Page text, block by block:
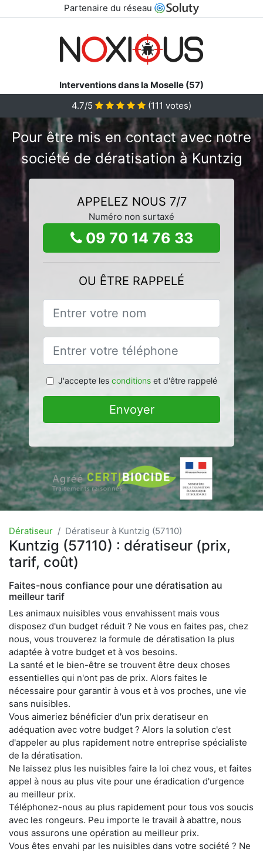
Partenaire du réseau
Interventions dans la Moselle (57)
4.7/5
(111 votes)
Pour être mis en contact avec notre
société de dératisation à Kuntzig
APPELEZ NOUS 7/7
Numéro non surtaxé
09 70 14 76 33
OU ÊTRE RAPPELÉ
J'accepte les conditionset d'être rappelé
Envoyer
Dératiseur Dératiseur à Kuntzig (57110)
Kuntzig (57110) : dératiseur (prix,
tarif, coût)
Faites-nous confiance pour une dératisation au
meilleur tarif
Les animaux nuisibles vous envahissent mais vous
disposez d'un budget réduit ? Ne vous en faites pas, chez
nous, vous trouverez la formule de dératisation la plus
adaptée à votre budget et à vos besoins.
La santé et le bien-être se trouvent être deux choses
essentielles qui n'ont pas de prix. Alors faites le
nécessaire pour garantir à vous et à vos proches, une vie
sans nuisibles.
Vous aimeriez bénéficier d'un prix deratiseur en
adéquation avec votre budget ? Alors la solution c'est
d'appeler au plus rapidement notre entreprise spécialiste
de la dératisation.
Ne laissez plus les nuisibles faire la loi chez vous, et faites
appel à nous au plus vite pour une éradication d'urgence
au meilleur prix.
Téléphonez-nous au plus rapidement pour tous vos soucis
avec les rongeurs. Peu importe le travail à abattre, nous
vous assurons une opération au meilleur prix.
Vous êtes envahi par les nuisibles dans votre société ? Ne